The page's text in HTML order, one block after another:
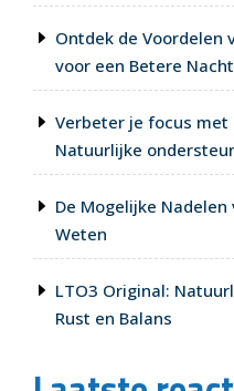
Ontdek de Voordelen
voor een Betere
Verbeter je focus met
Natuurlijke
De Mogelijke Nadelen
Weten
LTO3 Original:
Rust en Balans